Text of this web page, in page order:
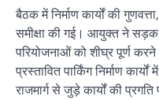
बैठक में निर्माण कार्यों की
समीक्षा की गई। आयुक्त ने
परियोजनाओं को शीघ्र पूर्ण
प्रस्तावित पार्किंग निर्माण
राजमार्ग से जुड़े कार्यों की